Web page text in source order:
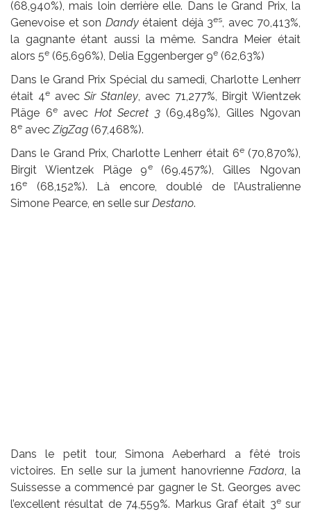
(68,940%), mais loin derrière elle. Dans le Grand Prix, la
Genevoise et son Dandyétaient déjà 3es, avec 70,413%,
la gagnante étant aussi la même. Sandra Meier était
alors 5e (65,696%), Delia Eggenberger 9e (62,63%)
Dans le Grand Prix Spécial du samedi, Charlotte Lenherr
était 4eavecSir Stanley, avec 71,277%, Birgit Wientzek
Pläge 6eavec Hot Secret 3(69,489%), Gilles Ngovan
8e avecZigZag (67,468%).
Dans le Grand Prix, Charlotte Lenherr était 6e(70,870%),
Birgit Wientzek Pläge 9e(69,457%), Gilles Ngovan
16e
(68,152%). Là encore, doublé de l’Australienne
Simone Pearce, en selle sur Destano.
Dans le petit tour, Simona Aeberhard a fêté trois
victoires. En selle sur la jument hanovrienne Fadora, la
Suissesse a commencé par gagner le St. Georges avec
l’excellent résultat de 74,559%. Markus Graf était 3esur